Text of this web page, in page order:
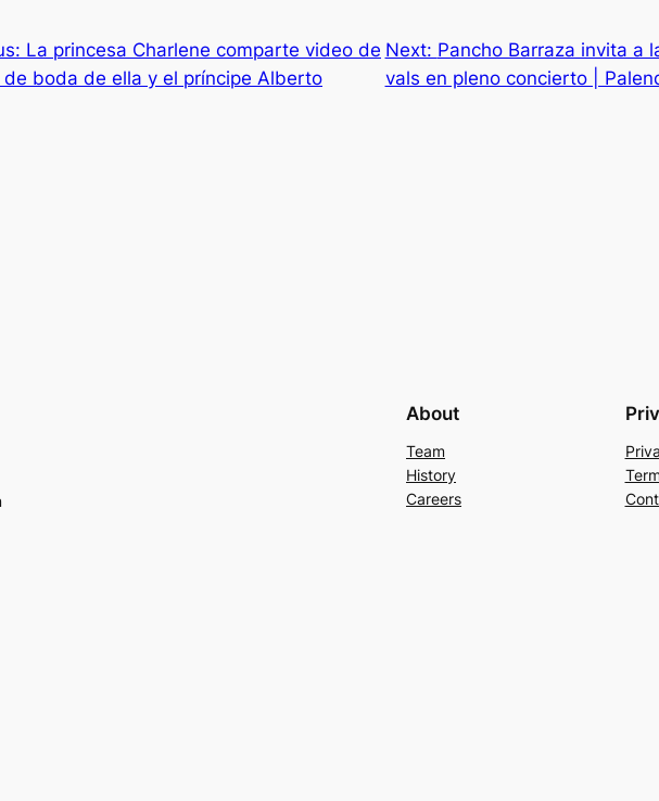
La princesa Charlene comparte video de
de boda de ella y el príncipe Alberto
Next: Pancho Barraza invita a
vals en pleno concierto |
About
Team
History
Careers